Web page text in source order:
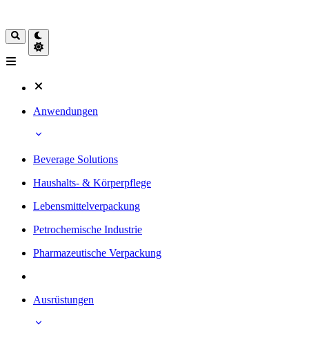
Anwendungen
Beverage Solutions
Haushalts- & Körperpflege
Lebensmittelverpackung
Petrochemische Industrie
Pharmazeutische Verpackung
Ausrüstungen